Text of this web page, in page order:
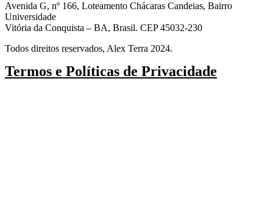
Avenida G, nº 166, Loteamento Chácaras Candeias, Bairro
Universidade
Vitória da Conquista – BA, Brasil. CEP 45032-230
Todos direitos reservados, Alex Terra 2024.
Termos e Políticas de Privacidade